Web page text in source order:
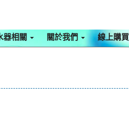
器相關 關於我們 線上購買